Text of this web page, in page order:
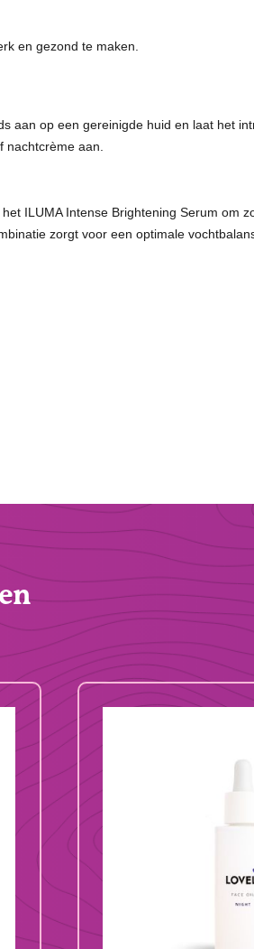
en gezond te maken.
aan op een gereinigde huid en laat het
nachtcrème aan.
ILUMA Intense Brightening Serum om
zorgt voor een optimale